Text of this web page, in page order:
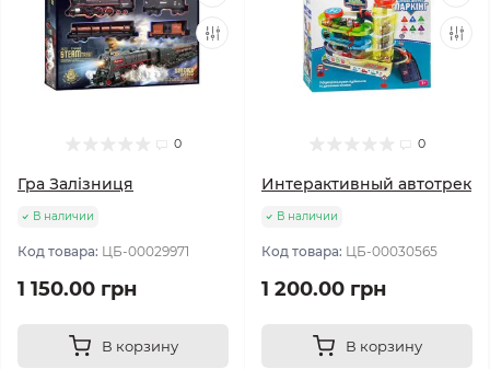
0
Гра Залізниця
В наличии
Код товара: ЦБ-00029971
1 150.00 грн
В корзину
0
Интерактивный автотрек
В наличии
Код товара: ЦБ-00030565
1 200.00 грн
В корзину